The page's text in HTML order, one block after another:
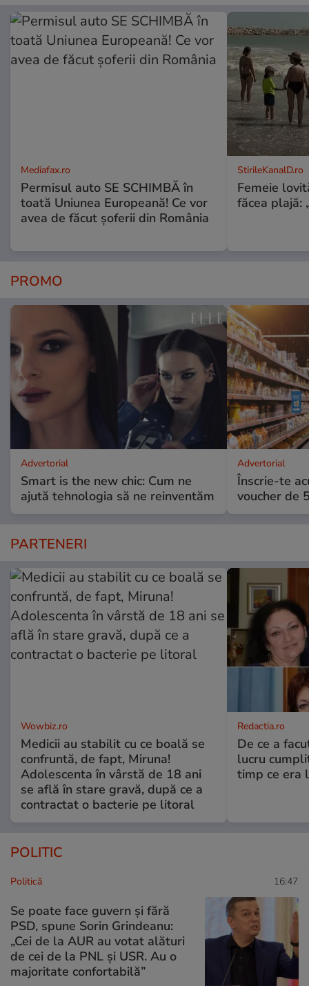
Mediafax.ro
Permisul auto SE SCHIMBĂ în
toată Uniunea Europeană! Ce vor
avea de făcut șoferii din România
StirileKanalD.ro
Femeie
făcea plajă:
PROMO
Advertorial
Smart is the new chic: Cum ne
ajută tehnologia să ne reinventăm
Advertorial
Înscrie-te
voucher de
PARTENERI
Wowbiz.ro
Medicii au stabilit cu ce boală se
confruntă, de fapt, Miruna!
Adolescenta în vârstă de 18 ani
se află în stare gravă, după ce a
contractat o bacterie pe litoral
Redactia.ro
De ce a
lucru
timp ce era
POLITIC
Politică 16:47
Se poate face guvern și fără
PSD, spune Sorin Grindeanu:
„Cei de la AUR au votat alături
de cei de la PNL şi USR. Au o
majoritate confortabilă”